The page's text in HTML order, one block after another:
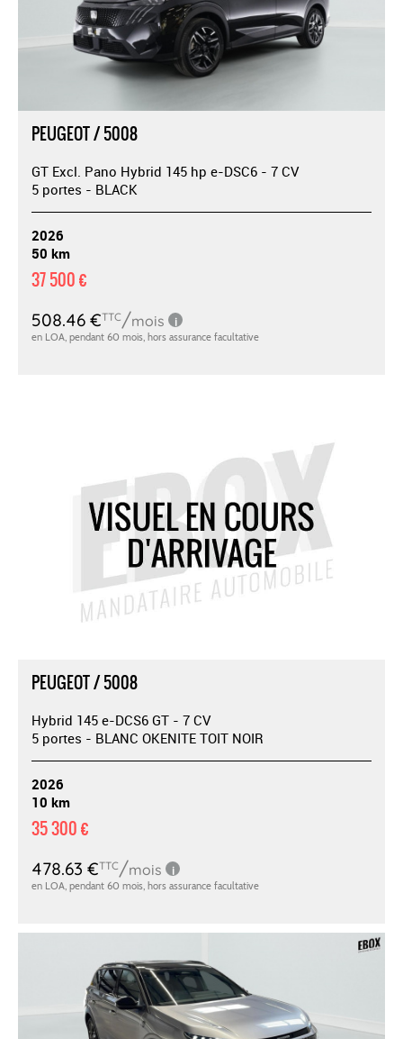
PEUGEOT / 5008
GT Excl. Pano Hybrid 145 hp e-DSC6 - 7 CV
5 portes - BLACK
2026
50 km
37 500 €
PEUGEOT / 5008
Hybrid 145 e-DCS6 GT - 7 CV
5 portes - BLANC OKENITE TOIT NOIR
2026
10 km
35 300 €